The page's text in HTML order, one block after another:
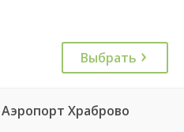
Выбрать
Храброво